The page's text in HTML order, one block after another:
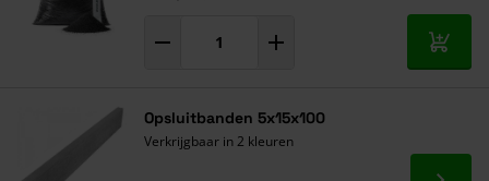
In
Opsluitbanden 5x15x100
Verkrijgbaar in 2 kleuren